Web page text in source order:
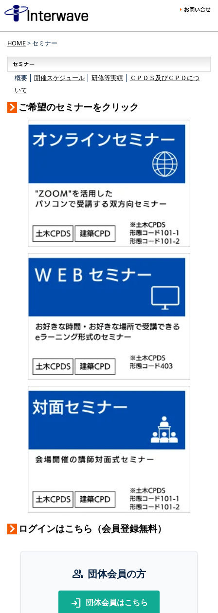
HOME> セミナー
概要 │ 開催スケジュール 研修等実績
ＣＰＤＳ及びＣＰＤにつ
いて
ご希望のセミナーをクリック
ログインはこちら（会員登録無料）
group 団体会員の方
login 団体会員はこちら